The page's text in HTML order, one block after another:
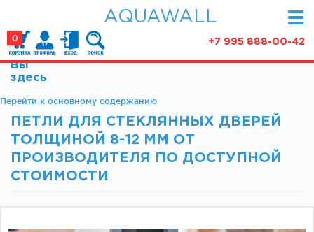
Перейти к основному содержанию
AQUAWALL
+7 995 888-00-42
0
КАТАЛОГ
Фурнитура для раздвижных дверей (закрытые
Фурнитура для раздвижных дверей (открытые
механизмы)
Фурнитура для маятниковых дверей
Ручки, кнобы
АКЦИИ
ПАРТНЕРСТВО
СТАТЬИ
О КОМПАНИИ
Вы
здесь
ПЕТЛИ ДЛЯ СТЕКЛЯННЫХ ДВЕРЕЙ
ТОЛЩИНОЙ 8-12 ММ ОТ
ПРОИЗВОДИТЕЛЯ ПО ДОСТУПНОЙ
СТОИМОСТИ